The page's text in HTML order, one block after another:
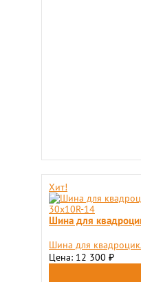
Хит!
Шина для
Шина для
Цена: 12 300 ₽